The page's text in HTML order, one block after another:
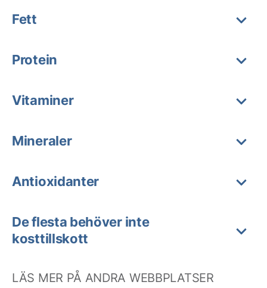
Fett
Protein
Vitaminer
Mineraler
Antioxidanter
De flesta behöver inte
kosttillskott
LÄS MER PÅ ANDRA WEBBPLATSER